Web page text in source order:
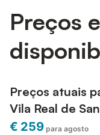
Preços e
Preços atuais
Vila Real de
€ 259 para agosto